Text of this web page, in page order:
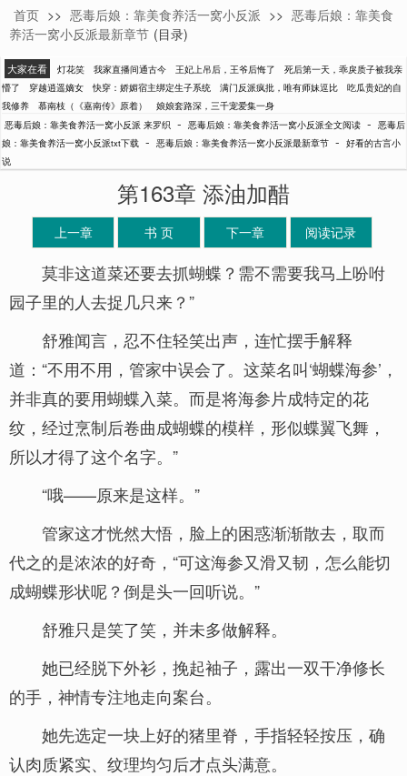
来罗织
首页 >> 恶毒后娘：靠美食养活一窝小反派 >> 恶毒后娘：靠美食
养活一窝小反派最新章节 (目录)
大家在看 灯花笑 我家直播间通古今 王妃上吊后，王爷后悔了
死后第一天，乖戾质子被我亲
懵了
穿越逍遥嫡女 快穿：娇媚宿主绑定生子系统 满门反派疯批，唯有师妹逗比
吃瓜贵妃的自
我修养
慕南枝（《嘉南传》原着）
娘娘套路深，三千宠爱集一身
恶毒后娘：靠美食养活一窝小反派 来罗织 - 恶毒后娘：靠美食养活一窝小反派全文阅读 - 恶毒后
娘：靠美食养活一窝小反派txt下载 - 恶毒后娘：靠美食养活一窝小反派最新章节 - 好看的古言小
说
第163章 添油加醋
上一章 书 页 下一章 阅读记录
莫非这道菜还要去抓蝴蝶？需不需要我马上吩咐
园子里的人去捉几只来？”
舒雅闻言，忍不住轻笑出声，连忙摆手解释
道：“不用不用，管家中误会了。这菜名叫‘蝴蝶海参’，
并非真的要用蝴蝶入菜。而是将海参片成特定的花
纹，经过烹制后卷曲成蝴蝶的模样，形似蝶翼飞舞，
所以才得了这个名字。”
“哦——原来是这样。”
管家这才恍然大悟，脸上的困惑渐渐散去，取而
代之的是浓浓的好奇，“可这海参又滑又韧，怎么能切
成蝴蝶形状呢？倒是头一回听说。”
舒雅只是笑了笑，并未多做解释。
她已经脱下外衫，挽起袖子，露出一双干净修长
的手，神情专注地走向案台。
她先选定一块上好的猪里脊，手指轻轻按压，确
认肉质紧实、纹理均匀后才点头满意。